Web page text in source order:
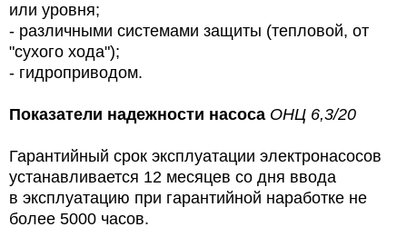
или уровня;
- различными системами защиты (тепловой, от
"сухого хода");
- гидроприводом.
Показатели надежности насоса ОНЦ 6,3/20
Гарантийный срок эксплуатации электронасосов
устанавливается 12 месяцев со дня ввода
в эксплуатацию при гарантийной наработке не
более 5000 часов.